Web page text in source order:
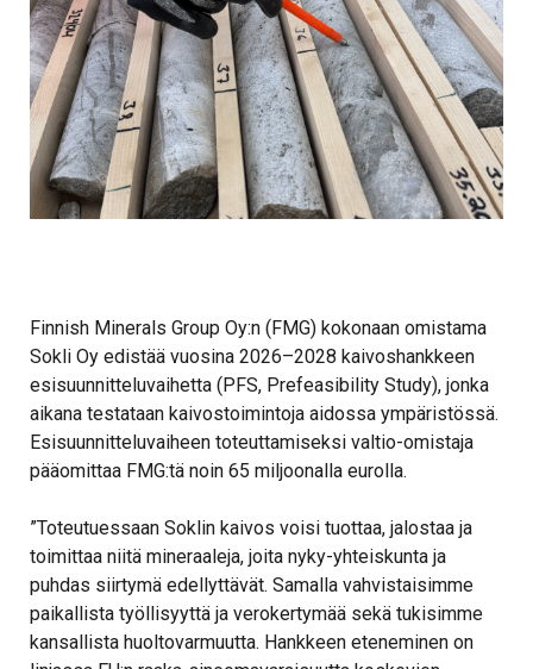
Finnish Minerals Group Oy:n (FMG) kokonaan omistama
Sokli Oy edistää vuosina 2026–2028 kaivoshankkeen
esisuunnitteluvaihetta (PFS, Prefeasibility Study), jonka
aikana testataan kaivostoimintoja aidossa ympäristössä.
Esisuunnitteluvaiheen toteuttamiseksi valtio-omistaja
pääomittaa FMG:tä noin 65 miljoonalla eurolla.
”Toteutuessaan Soklin kaivos voisi tuottaa, jalostaa ja
toimittaa niitä mineraaleja, joita nyky-yhteiskunta ja
puhdas siirtymä edellyttävät. Samalla vahvistaisimme
paikallista työllisyyttä ja verokertymää sekä tukisimme
kansallista huoltovarmuutta. Hankkeen eteneminen on